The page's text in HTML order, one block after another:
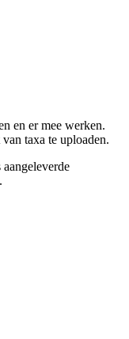
en er mee werken.
taxa te uploaden.